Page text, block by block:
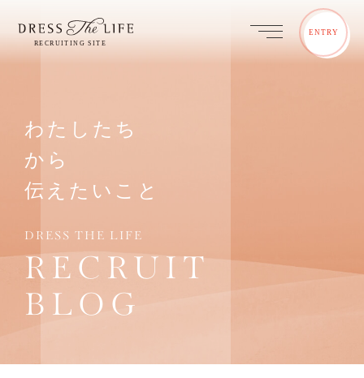
ENTRY
わたしたち
から
伝えたいこと
DRESS THE LIFE
RECRUIT
BLOG